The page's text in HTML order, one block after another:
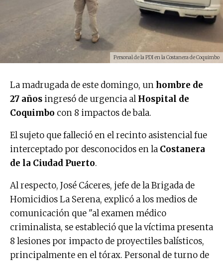
Personal de la PDI en la Costanera de Coquimbo
La madrugada de este domingo, unhombre de
27 añosingresó de urgencia alHospital de
Coquimbo con 8 impactos de bala.
El sujeto que falleció en el recinto asistencial fue
interceptado por desconocidos en la Costanera
de la Ciudad Puerto.
Al respecto, José Cáceres, jefe de la Brigada de
Homicidios La Serena, explicó a los medios de
comunicación que "al examen médico
criminalista, se estableció que la víctima presenta
8 lesiones por impacto de proyectiles balísticos,
principalmente en el tórax. Personal de turno de